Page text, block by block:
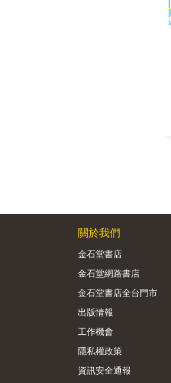
關於我們
金石堂書店
金石堂網路書店
金石堂書店全台門市
出版情報
工作機會
隱私權政策
資訊安全通報